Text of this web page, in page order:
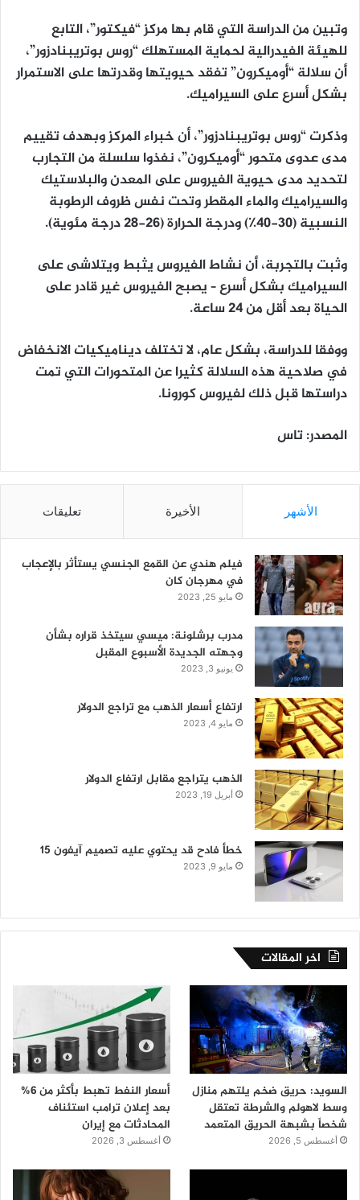
وتبين من الدراسة التي قام بها مركز “فيكتور”، التابع
للهيئة الفيدرالية لحماية المستهلك “روس بوتريبنادزور”،
أن سلالة “أوميكرون” تفقد حيويتها وقدرتها على الاستمرار
بشكل أسرع على السيراميك.
وذكرت “روس بوتريبنادزور”، أن خبراء المركز وبهدف تقييم
مدى عدوى متحور “أوميكرون”، نفذوا سلسلة من التجارب
لتحديد مدى حيوية الفيروس على المعدن والبلاستيك
والسيراميك والماء المقطر وتحت نفس ظروف الرطوبة
النسبية (30-40٪) ودرجة الحرارة (26-28 درجة مئوية).
وثبت بالتجربة، أن نشاط الفيروس يثبط ويتلاشى على
السيراميك بشكل أسرع – يصبح الفيروس غير قادر على
الحياة بعد أقل من 24 ساعة.
ووفقا للدراسة، بشكل عام، لا تختلف ديناميكيات الانخفاض
في صلاحية هذه السلالة كثيرا عن المتحورات التي تمت
دراستها قبل ذلك لفيروس كورونا.
المصدر: تاس
الأشهر الأخيرة تعليقات
فيلم هندي عن القمع الجنسي يستأثر بالإعجاب
في مهرجان كان
مايو 25, 2023
مدرب برشلونة: ميسي سيتخذ قراره بشأن
وجهته الجديدة الأسبوع المقبل
يونيو 3, 2023
ارتفاع أسعار الذهب مع تراجع الدولار
مايو 4, 2023
الذهب يتراجع مقابل ارتفاع الدولار
أبريل 19, 2023
خطأ فادح قد يحتوي عليه تصميم آيفون 15
مايو 9, 2023
اخر المقالات
السويد: حريق ضخم يلتهم منازل
وسط لاهولم والشرطة تعتقل
شخصاً بشبهة الحريق المتعمد
أغسطس 5, 2026
أسعار النفط تهبط بأكثر من 6%
بعد إعلان ترامب استئناف
المحادثات مع إيران
أغسطس 3, 2026